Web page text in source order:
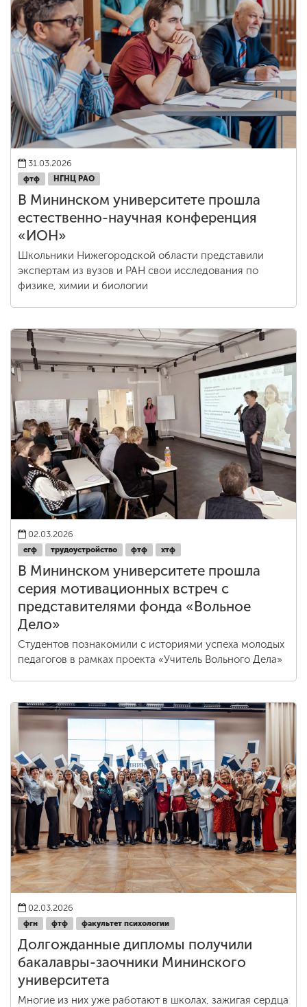
31.03.2026
фтф НГНЦ РАО
В Мининском университете прошла
естественно-научная конференция
«ИОН»
Школьники Нижегородской области представили
экспертам из вузов и РАН свои исследования по
физике, химии и биологии
02.03.2026
егф трудоустройство фтф хтф
В Мининском университете прошла
серия мотивационных встреч с
представителями фонда «Вольное
Дело»
Студентов познакомили с историями успеха молодых
педагогов в рамках проекта «Учитель Вольного Дела»
02.03.2026
фгн фтф факультет психологии
Долгожданные дипломы получили
бакалавры-заочники Мининского
университета
Многие из них уже работают в школах, зажигая сердца